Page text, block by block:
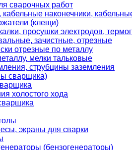
сварочных работ
кабельные наконечники,
(клещи)
просушки электродов,
зачистные, отрезные
отрезные по металлу
мелки тальковые
струбцины заземления
сварщика)
холостого хода
экраны для сварки
(бензогенераторы)